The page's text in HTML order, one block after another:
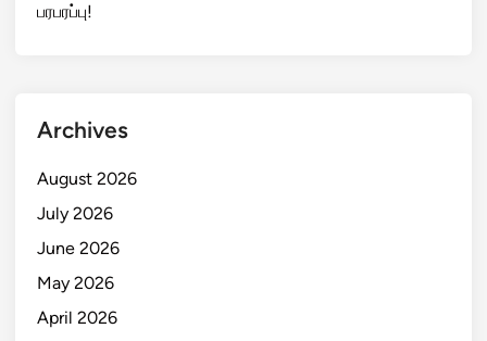
பரபரப்பு!
Archives
August 2026
July 2026
June 2026
May 2026
April 2026